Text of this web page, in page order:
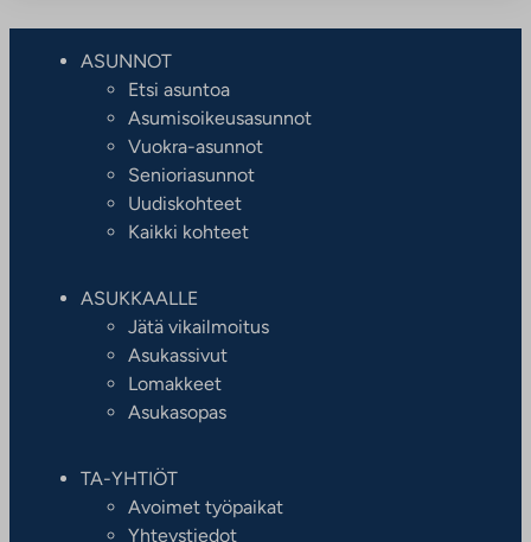
ASUNNOT
Etsi asuntoa
Asumisoikeusasunnot
Vuokra-asunnot
Senioriasunnot
Uudiskohteet
Kaikki kohteet
ASUKKAALLE
Jätä vikailmoitus
Asukassivut
Lomakkeet
Asukasopas
TA-YHTIÖT
Avoimet työpaikat
Yhteystiedot